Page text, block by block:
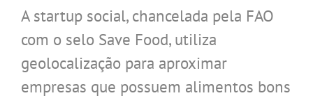
A startup social, chancelada pela FAO
com o selo Save Food, utiliza
geolocalização para aproximar
empresas que possuem alimentos bons